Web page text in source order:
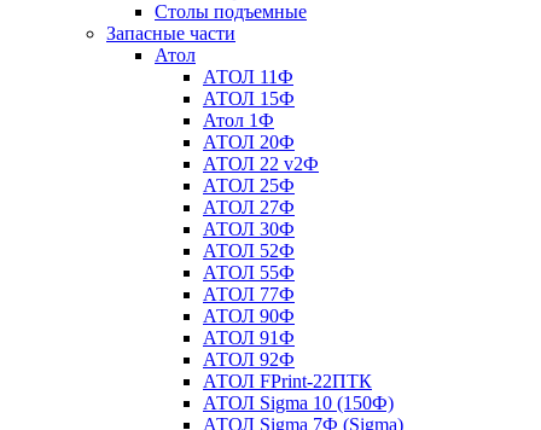
Столы подъемные
Запасные части
Атол
АТОЛ 11Ф
АТОЛ 15Ф
Атол 1Ф
АТОЛ 20Ф
АТОЛ 22 v2Ф
АТОЛ 25Ф
АТОЛ 27Ф
АТОЛ 30Ф
АТОЛ 52Ф
АТОЛ 55Ф
АТОЛ 77Ф
АТОЛ 90Ф
АТОЛ 91Ф
АТОЛ 92Ф
АТОЛ FPrint-22ПТК
АТОЛ Sigma 10 (150Ф)
АТОЛ Sigma 7Ф (Sigma)